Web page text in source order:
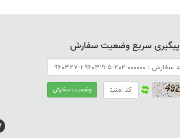
پیگیری سریع وضعیت سفارش